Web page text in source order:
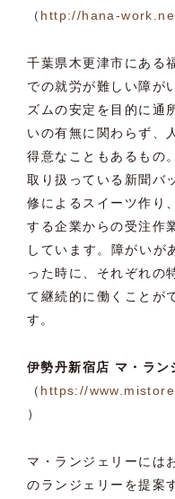
（ http://hana-
千葉県木更津市にある
での就労が難しい障が
ズムの安定を目的に通
いの有無に関わらず、
得意なこともあるもの
取り扱っている新聞バ
修によるスイーツ作り
する企業からの受注作
しています。障がいが
った時に、それぞれの
て継続的に働くことが
す。
伊勢丹新宿店 マ・ラン
（ https://
）
マ・ランジェリーには
のランジェリーを提案